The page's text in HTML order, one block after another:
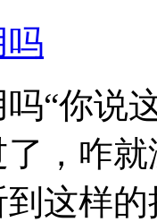
吗
“你说
，咋
这样